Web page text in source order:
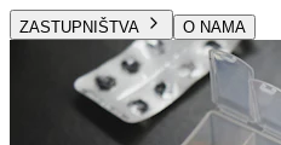
ZASTUPNIŠTVA O NAMA